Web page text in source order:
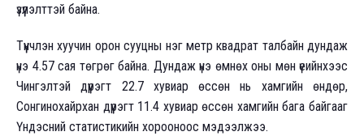
үзүүлэлттэй байна.
Түүнчлэн хуучин орон сууцны нэг метр квадрат талбайн дундаж
үнэ 4.57 сая төгрөг байна. Дундаж үнэ өмнөх оны мөн үеийнхээс
Чингэлтэй дүүрэгт 22.7 хувиар өссөн нь хамгийн өндөр,
Сонгинохайрхан дүүрэгт 11.4 хувиар өссөн хамгийн бага байгааг
Үндэсний статистикийн хорооноос мэдээлжээ.